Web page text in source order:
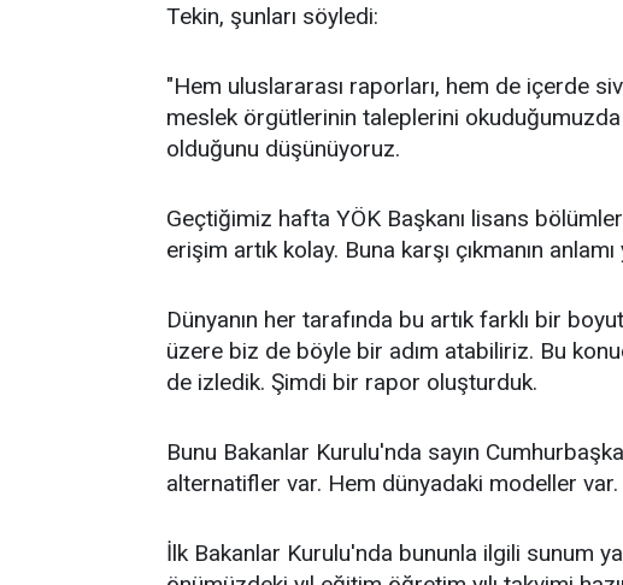
Tekin, şunları söyledi:
"Hem uluslararası raporları, hem de içerde
meslek örgütlerinin taleplerini okuduğumuzda
olduğunu düşünüyoruz.
Geçtiğimiz hafta YÖK Başkanı lisans
erişim artık kolay. Buna karşı çıkmanın anlamı
Dünyanın her tarafında bu artık farklı bir
üzere biz de böyle bir adım atabiliriz. Bu
de izledik. Şimdi bir rapor oluşturduk.
Bunu Bakanlar Kurulu'nda sayın
alternatifler var. Hem dünyadaki modeller var.
İlk Bakanlar Kurulu'nda bununla ilgili sunum